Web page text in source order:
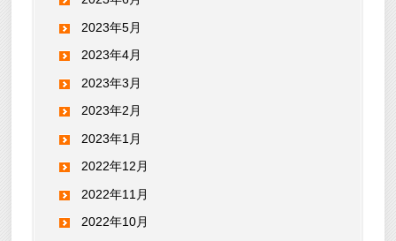
2023年5月
2023年4月
2023年3月
2023年2月
2023年1月
2022年12月
2022年11月
2022年10月